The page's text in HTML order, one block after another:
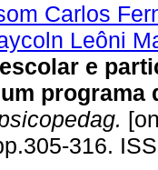
Carlos
Leôni
e
programa
316.